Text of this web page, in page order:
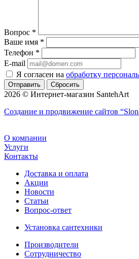
Вопрос *
Ваше имя *
Телефон *
E-mail
Я согласен на обработку
Сбросить
2026 © Интернет-магазин SantehArt
Создание и продвижение сайтов
О компании
Услуги
Контакты
Доставка и оплата
Акции
Новости
Статьи
Вопрос-ответ
Установка сантехники
Производители
Сотрудничество